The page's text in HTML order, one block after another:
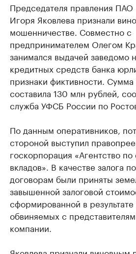
Председателя правления ПАО
Игоря Яковлева признали
мошенничестве. Совместно с
предпринимателем Олегом
занимался выдачей заведомо
кредитных средств банка
признаки фиктивности.
составила 130 млн рублей,
служба УФСБ России по
По данным оперативников,
стороной выступил
госкорпорация «Агентство
вкладов». В качестве залога
договорам были приняты
завышенной залоговой
сформированной в результате
обвиняемых с
компании.